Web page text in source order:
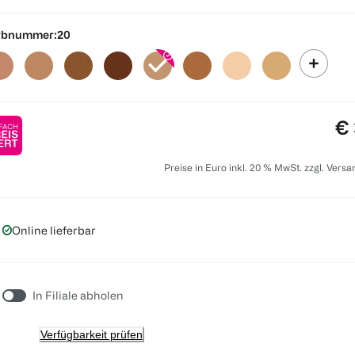
20
€
Preise in Euro inkl. 20 % MwSt. zzgl.
Online lieferbar
In Filiale abholen
Verfügbarkeit prüfen